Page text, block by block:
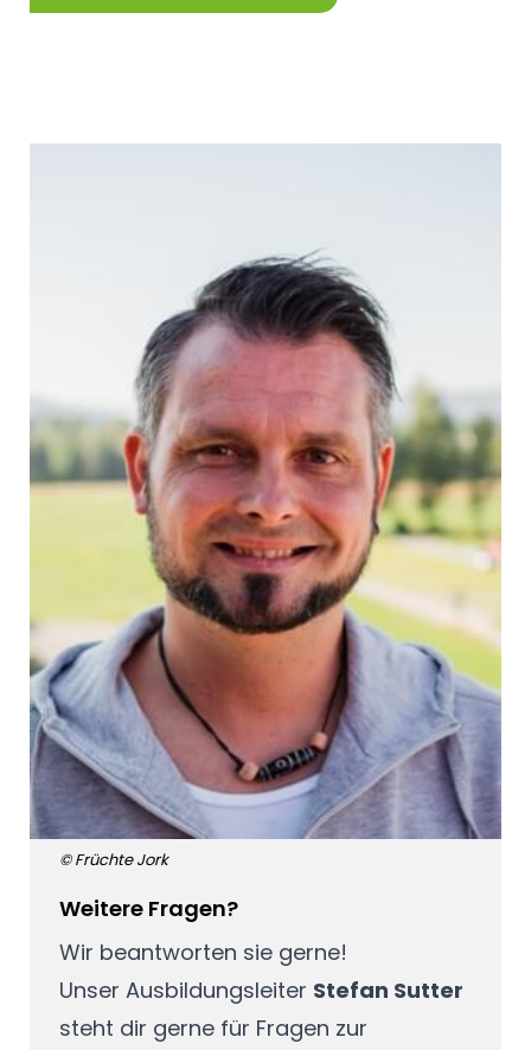
© Früchte Jork
Weitere Fragen?
Wir beantworten sie gerne!
Unser Ausbildungsleiter Stefan Sutter
steht dir gerne für Fragen zur